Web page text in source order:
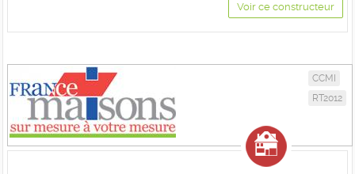
Voir ce constructeur
CCMI
RT2012